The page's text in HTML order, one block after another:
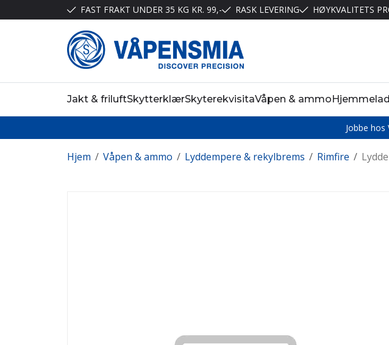
FAST FRAKT UNDER 35 KG KR. 99,- RASK LEVERING HØYKVALITETS
Jakt & friluftSkytterklærSkyterekvisitaVåpen & ammo
Jobbe hos
/
Hjem /
Våpen & ammo /
Lyddempere & rekylbrems /
Rimfire